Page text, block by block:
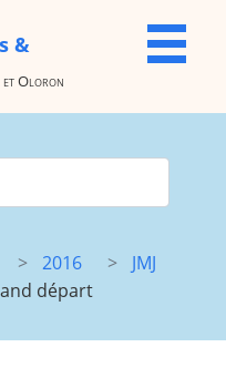
&
et Oloron
2016
JMJ
départ